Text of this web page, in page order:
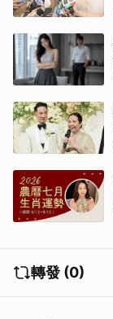
轉發 (0)